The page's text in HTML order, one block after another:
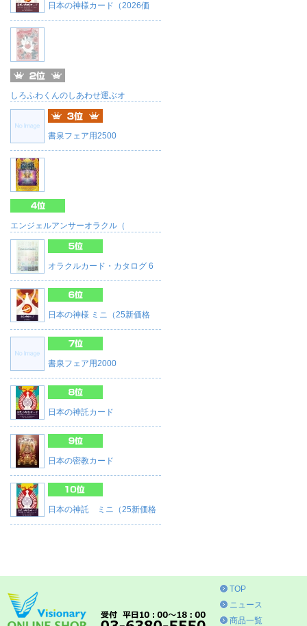
日本の神様カード（2026価
しろふわくんのしあわせ運ぶオ
書泉フェア用2500
エンジェルアンサーオラクル（
オラクルカード・カタログ 6
日本の神様 ミニ（25新価格
書泉フェア用2000
日本の神託カード
日本の密教カード
日本の神託 ミニ（25新価格
TOP
ニュース
商品一覧